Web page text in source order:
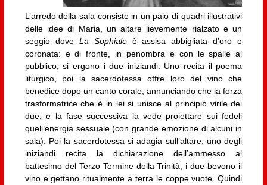
L’arredo della sala consiste in un paio di quadri illustrativi
delle idee di Maria, un altare lievemente rialzato e un
seggio dove La Sophialeè assisa abbigliata d’oro e
coronata: e di fronte, in penombra e con le spalle al
pubblico, si ergono i due iniziandi. Uno recita il poema
liturgico, poi la sacerdotessa offre loro del vino che
benedice dopo un canto corale, annunciando che la forza
trasformatrice che è in lei si unisce al principio virile dei
due; e la fase successiva la vede proiettare sui fedeli
quell’energia sessuale (con grande emozione di alcuni in
sala). Poi la sacerdotessa si adagia sull’altare, uno degli
iniziandi recita la dichiarazione dell’ammesso al
battesimo del Terzo Termine della Trinità, i due bevono il
vino e gettano ritualmente a terra le coppe vuote. Quindi